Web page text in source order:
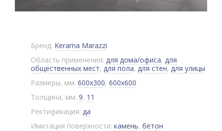
Бренд: Kerama Marazzi
Область применения: для дома/офиса, для
общественных мест, для пола,для стен,для улицы
Размеры, мм: 600x300, 600x600
Толщина, мм: 9, 11
Ректификация: да
Имитация поверхности: камень, бетон